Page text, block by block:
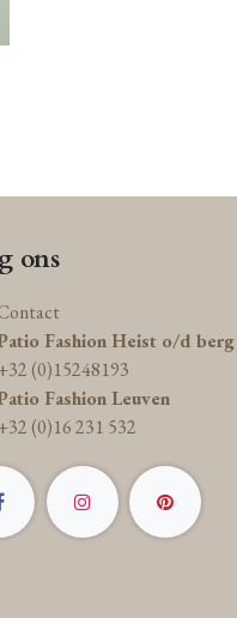
ons
Fashion Heist o/d berg
(0)15248193
Fashion Leuven
(0)16 231 532